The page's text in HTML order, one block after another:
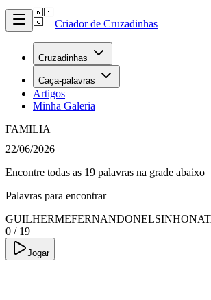
Criador de Cruzadinhas
Cruzadinhas
Caça-palavras
Artigos
Minha Galeria
FAMILIA
22/06/2026
Encontre todas as 19 palavras na grade abaixo
Palavras para encontrar
GUILHERMEFERNANDONELSINHO
0 / 19
Jogar